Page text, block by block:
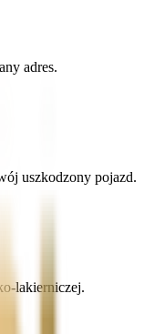
adres.
uszkodzony pojazd.
lakierniczej.